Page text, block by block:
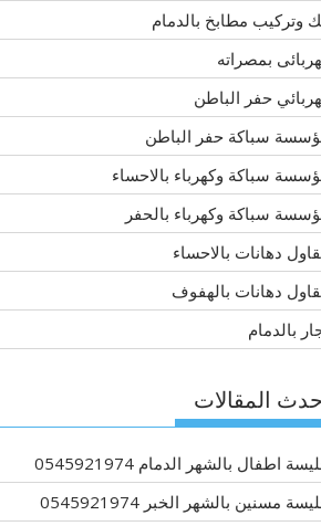
وتركيب مطابخ بالدمام
بمصراته
حفر الباطن
سباكة حفر الباطن
سباكة وكهرباء بالاحساء
سباكة وكهرباء بالحفر
دهانات بالاحساء
دهانات بالهفوف
بالدمام
المقالات
اطفال بالشهر الدمام 0545921974
مسنين بالشهر الخبر 0545921974